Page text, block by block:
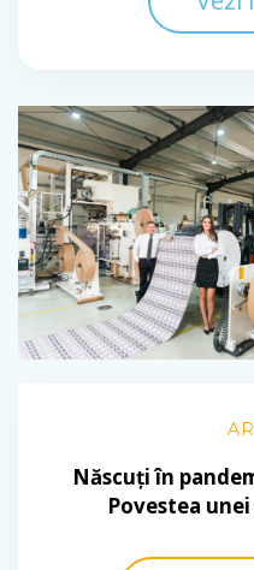
Născuți în
Povestea